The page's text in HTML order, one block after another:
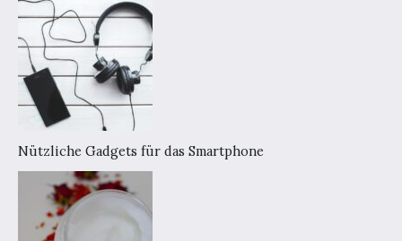
Nützliche Gadgets für das Smartphone